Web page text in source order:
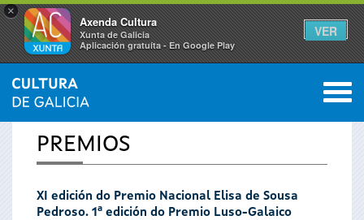
×
Axenda Cultura
Xunta de Galicia
Aplicación gratuíta - En Google Play
VER
Vostede
está
aquí
INICIO 0
PREMIOS
XI edición do Premio Nacional Elisa de Sousa
Pedroso. 1ª edición do Premio Luso-Galaico